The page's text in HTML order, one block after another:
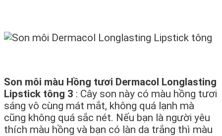
Son môi màu Hồng tươi Dermacol Longlasting
Lipstick tông 3 : Cây son này có màu hồng tươi
sáng vô cùng mát mắt, không quá lạnh mà
cũng không quá sắc nét. Nếu bạn là người yêu
thích màu hồng và bạn có làn da trắng thì màu